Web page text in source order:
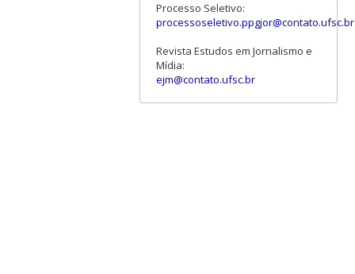
Processo Seletivo:
processoseletivo.ppgjor@contato.ufsc.br
Revista Estudos em Jornalismo e
Mídia:
ejm@contato.ufsc.br